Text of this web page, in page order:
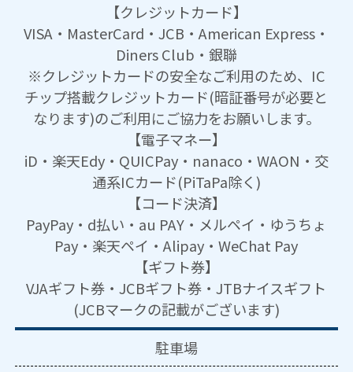
【クレジットカード】
VISA・MasterCard・JCB・American Express・
Diners Club・銀聯
※クレジットカードの安全なご利用のため、IC
チップ搭載クレジットカード(暗証番号が必要と
なります)のご利用にご協力をお願いします。
【電子マネー】
iD・楽天Edy・QUICPay・nanaco・WAON・交
通系ICカード(PiTaPa除く)
【コード決済】
PayPay・d払い・au PAY・メルペイ・ゆうちょ
Pay・楽天ペイ・Alipay・WeChat Pay
【ギフト券】
VJAギフト券・JCBギフト券・JTBナイスギフト
(JCBマークの記載がございます)
駐車場